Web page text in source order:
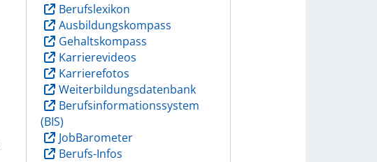
Berufslexikon
Ausbildungskompass
Gehaltskompass
Karrierevideos
Karrierefotos
Weiterbildungsdatenbank
Berufsinformationssystem
(BIS)
JobBarometer
Berufs-Infos